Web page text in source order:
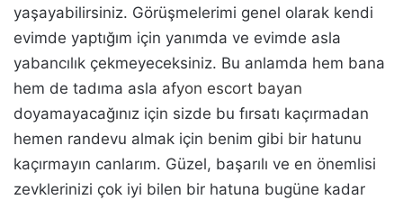
yaşayabilirsiniz. Görüşmelerimi genel olarak kendi
evimde yaptığım için yanımda ve evimde asla
yabancılık çekmeyeceksiniz. Bu anlamda hem bana
hem de tadıma asla afyon escort bayan
doyamayacağınız için sizde bu fırsatı kaçırmadan
hemen randevu almak için benim gibi bir hatunu
kaçırmayın canlarım. Güzel, başarılı ve en önemlisi
zevklerinizi çok iyi bilen bir hatuna bugüne kadar